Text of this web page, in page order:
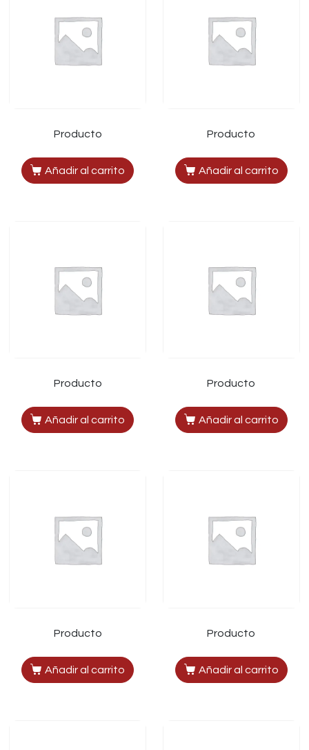
Producto
Añadir al carrito
Producto
Añadir al carrito
Producto
Añadir al carrito
Producto
Añadir al carrito
Producto
Añadir al carrito
Producto
Añadir al carrito